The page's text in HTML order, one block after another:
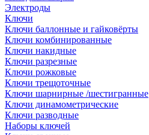
Электроды
Ключи
Ключи баллонные и гайковёрты
Ключи комбинированные
Ключи накидные
Ключи разрезные
Ключи рожковые
Ключи трещоточные
Ключи шарнирные /шестигранные
Ключи динамометрические
Ключи разводные
Наборы ключей